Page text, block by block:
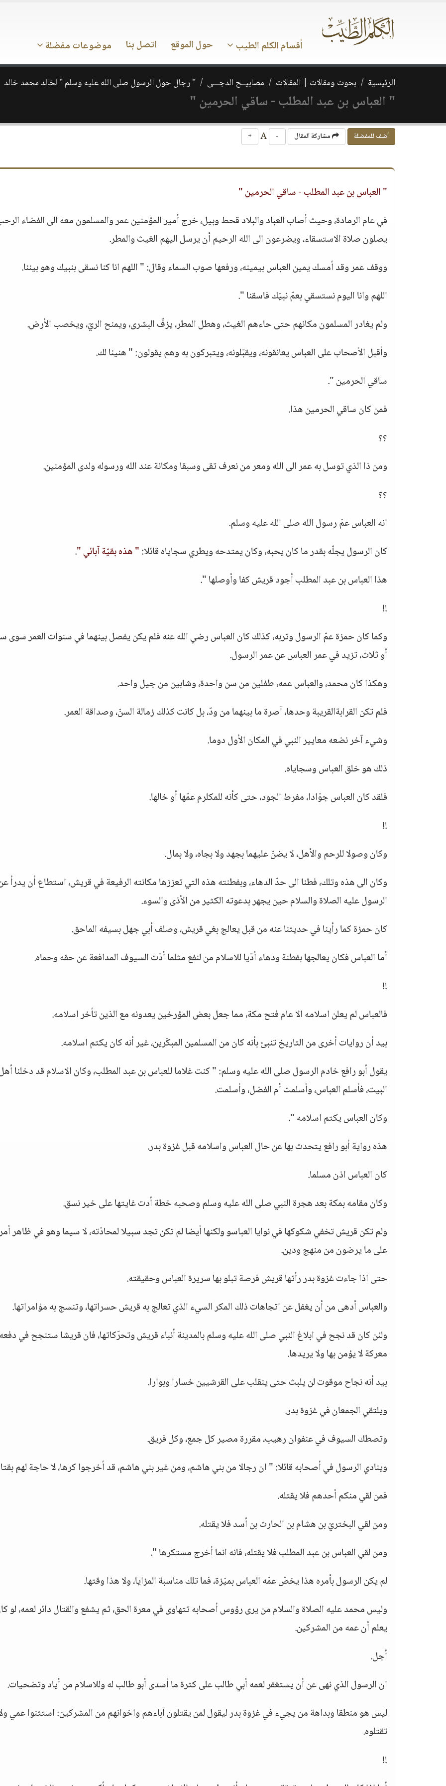
أقسام الكلم الطيب حول الموقع اتصل بنا موضوعات مفضلة
الرئيسية بحوث ومقالات | المقالات مصابيــح الدجـــى " رجال حول الرسول صلى الله عليه وسلم " لخالد محمد خالد
" العباس بن عبد المطلب - ساقي الحرمين "
أضف للمفضلة مشاركة المقال -
+
" العباس بن عبد المطلب - ساقي الحرمين "
في عام الرمادة، وحيث أصاب العباد والبلاد قحط وبيل، خرج أمير المؤمنين عمر والمسلمون معه الى الفضاء
يصلون صلاة الاستسقاء، ويضرعون الى الله الرحيم أن يرسل اليهم الغيث والمطر.
ووقف عمر وقد أمسك يمين العباس بيمينه، ورفعها صوب السماء وقال: " اللهم انا كنا نسقى بنبيك وهو بيننا.
اللهم وانا اليوم نستسقي بعمّ نبيّك فاسقنا ".
ولم يغادر المسلمون مكانهم حتى حاءهم الغيث، وهطل المطر، يزفّ البشرى، ويمنح الريّ، ويخصب الأرض.
وأقبل الأصحاب على العباس يعانقونه، ويقبّلونه، ويتبركون به وهم يقولون: " هنيئا لك.
ساقي الحرمين ".
فمن كان ساقي الحرمين هذا.
؟؟
ومن ذا الذي توسل به عمر الى الله ومعر من نعرف تقى وسبقا ومكانة عند الله ورسوله ولدى المؤمنين.
؟؟
انه العباس عمّ رسول الله صلى الله عليه وسلم.
كان الرسول يجلّه بقدر ما كان يحبه، وكان يمتدحه ويطري سجاياه قائلا:" هذه بقيّة آبائي ".
هذا العباس بن عبد المطلب أجود قريش كفا وأوصلها ".
!!
وكما كان حمزة عمّ الرسول وتربه، كذلك كان العباس رضي الله عنه فلم يكن يفصل بينهما في سنوات العمر سوى
أو ثلاث، تزيد في عمر العباس عن عمر الرسول.
وهكذا كان محمد، والعباس عمه، طفلين من سن واحدة، وشابين من جيل واحد.
فلم تكن القرابةالقريبة وحدها، آصرة ما بينهما من ودّ، بل كانت كذلك زمالة السنّ، وصداقة العمر.
وشيء آخر نضعه معايير النبي في المكان الأول دوما.
ذلك هو خلق العباس وسجاياه.
فلقد كان العباس جوّادا، مفرط الجود، حتى كأنه للمكلرم عمّها أو خالها.
!!
وكان وصولا للرحم والأهل، لا يضنّ عليهما بجهد ولا بجاه، ولا بمال.
وكان الى هذه وتلك، فطنا الى حدّ الدهاء، وبفطنته هذه التي تعززها مكانته الرفيعة في قريش، استطاع أن يدرأ
الرسول عليه الصلاة والسلام حين يجهر بدعوته الكثير من الأذى والسوء.
كان حمزة كما رأينا في حديثنا عنه من قبل يعالج بغي قريش، وصلف أبي جهل بسيفه الماحق.
أما العباس فكان يعالجها بفطنة ودهاء أدّيا للاسلام من لنفع مثلما أدّت السيوف المدافعة عن حقه وحماه.
!!
فالعباس لم يعلن اسلامه الا عام فتح مكة، مما جعل بعض المؤرخين يعدونه مع الذين تأخر اسلامه.
بيد أن روايات أخرى من التاريخ تنبئ بأنه كان من المسلمين المبكّرين، غير أنه كان يكتم اسلامه.
يقول أبو رافع خادم الرسول صلى الله عليه وسلم: " كنت غلاما للعباس بن عبد المطلب، وكان الاسلام قد دخلنا
البيت، فأسلم العباس، وأسلمت أم الفضل، وأسلمت.
وكان العباس يكتم اسلامه ".
هذه رواية أبو رافع يتحدث بها عن حال العباس واسلامه قبل غزوة بدر.
كان العباس اذن مسلما.
وكان مقامه بمكة بعد هجرة النبي صلى الله عليه وسلم وصحبه خطة أدت غايتها على خير نسق.
ولم تكن قريش تخفي شكوكها في نوايا العباسو ولكنها أيضا لم تكن تجد سبيلا لمحادّته، لا سيما وهو في ظاهر
على ما يرضون من منهج ودين.
حتى اذا جاءت غزوة بدر رأتها قريش فرصة تبلو بها سريرة العباس وحقيقته.
والعباس أدهى من أن يغفل عن اتجاهات ذلك المكر السيء الذي تعالج به قريش حسراتها، وتنسج به مؤامراتها.
ولئن كان قد نجح في ابلاغ النبي صلى الله عليه وسلم بالمدينة أنباء قريش وتحرّكاتها، فان قريشا ستنجح في
معركة لا يؤمن بها ولا يريدها.
بيد أنه نجاح موقوت لن يلبث حتى ينقلب على القرشيين خسارا وبوارا.
ويلتقي الجمعان في غزوة بدر.
وتصطك السيوف في عنفوان رهيب، مقررة مصير كل جمع، وكل فريق.
وينادي الرسول في أصحابه قائلا: " ان رجالا من بني هاشم، ومن غير بني هاشم، قد أخرجوا كرها، لا حاجة لهم
فمن لقي منكم أحدهم فلا يقتله.
ومن لقي البختريّ بن هشام بن الحارث بن أسد فلا يقتله.
ومن لقي العباس بن عبد المطلب فلا يقتله، فانه انما أخرج مستكرها ".
لم يكن الرسول بأمره هذا يخصّ عمّه العباس بميّزة، فما تلك مناسبة المزايا، ولا هذا وقتها.
وليس محمد عليه الصلاة والسلام من يرى رؤوس أصحابه تتهاوى في معرة الحق، ثم يشفع والقتال دائر لعمه، لو
يعلم أن عمه من المشركين.
أجل.
ان الرسول الذي نهى عن أن يستغفر لعمه أبي طالب على كثرة ما أسدى أبو طالب له وللاسلام من أياد وتضحيات.
ليس هو منطقا وبداهة من يجيء في غزوة بدر ليقول لمن يقتلون آباءهم واخوانهم من المشركين: استثنوا عمي
تقتلوه.
!!